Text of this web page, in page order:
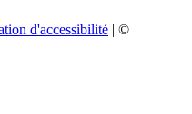
d'accessibilité | ©